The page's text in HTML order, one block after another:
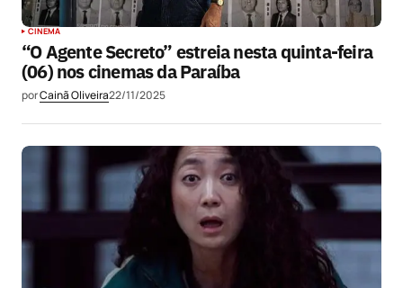
CINEMA
“O Agente Secreto” estreia nesta quinta-feira
(06) nos cinemas da Paraíba
porCainã Oliveira22/11/2025